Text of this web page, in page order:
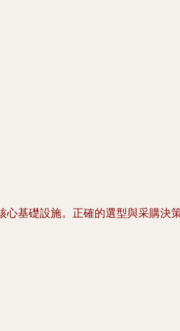
基礎設施。正確的選型與采購決